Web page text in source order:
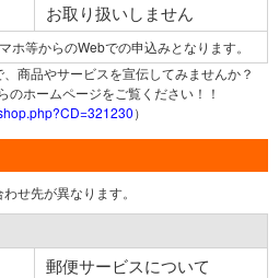
お取り扱いしません
ホ等からのWebでの申込みとなります。
商品やサービスを宣伝してみませんか？
ホームページをご覧ください！！
）
せ先が異なります。
郵便サービスについて